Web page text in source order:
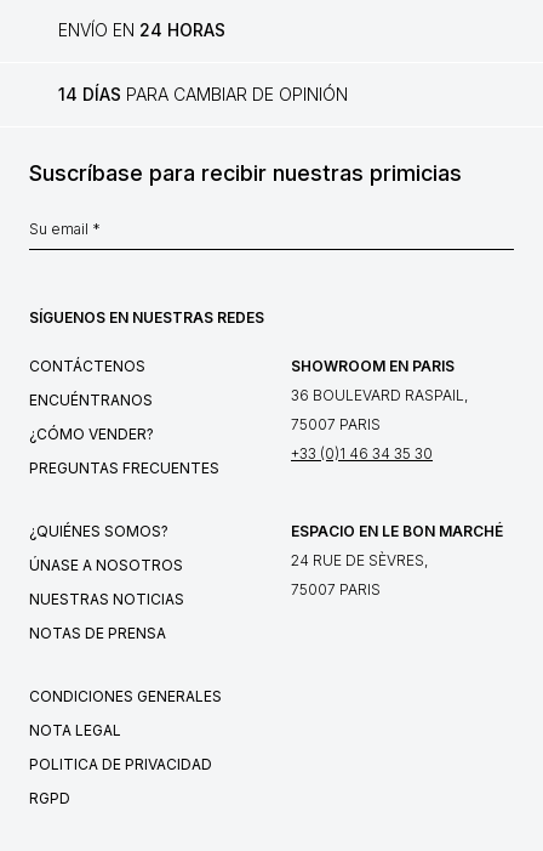
ENVÍO EN 24 HORAS
14 DÍAS PARA CAMBIAR DE OPINIÓN
Suscríbase para recibir nuestras primicias
SÍGUENOS EN NUESTRAS REDES
CONTÁCTENOS
ENCUÉNTRANOS
¿CÓMO VENDER?
PREGUNTAS FRECUENTES
SHOWROOM EN PARIS
36 BOULEVARD RASPAIL,
75007 PARIS
+33 (0)1 46 34 35 30
¿QUIÉNES SOMOS?
ÚNASE A NOSOTROS
NUESTRAS NOTICIAS
NOTAS DE PRENSA
ESPACIO EN LE BON MARCHÉ
24 RUE DE SÈVRES,
75007 PARIS
CONDICIONES GENERALES
NOTA LEGAL
POLITICA DE PRIVACIDAD
RGPD